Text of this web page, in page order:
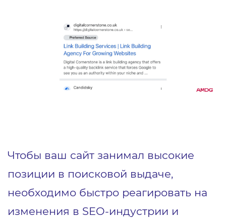
Чтобы ваш сайт занимал высокие
позиции в поисковой выдаче,
необходимо быстро реагировать на
изменения в SEO-индустрии и